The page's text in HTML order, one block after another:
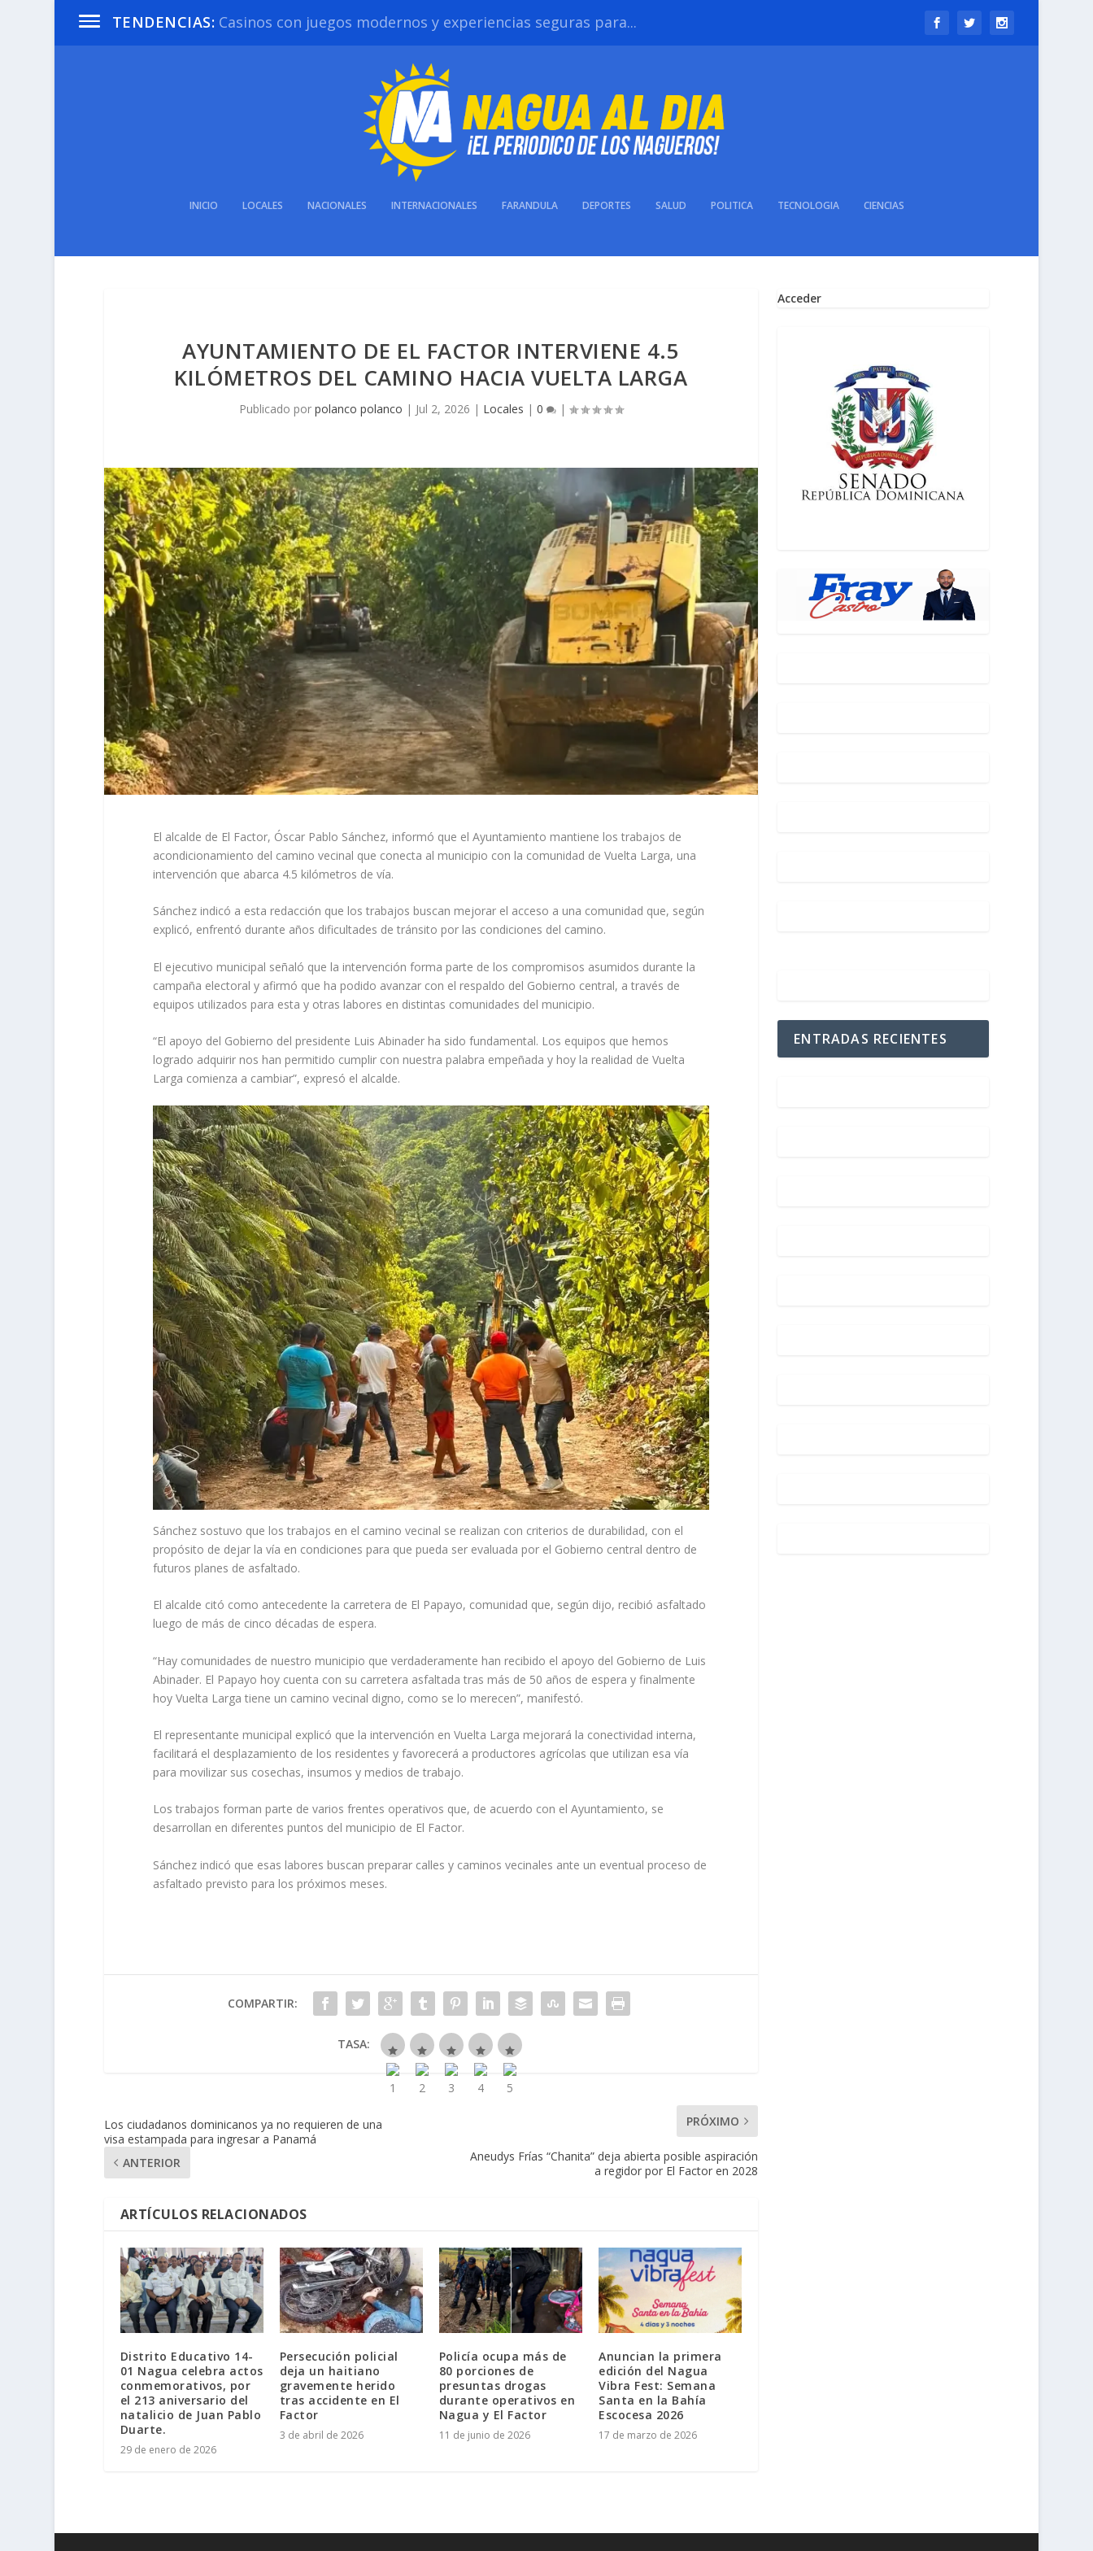
TENDENCIAS: Casinos con juegos modernos y experiencias seguras para...
INICIO LOCALES NACIONALES INTERNACIONALES FARANDULA DEPORTES SALUD POLITICA TECNOLOGIA CIENCIAS
AYUNTAMIENTO DE EL FACTOR INTERVIENE 4.5
KILÓMETROS DEL CAMINO HACIA VUELTA LARGA
Publicado por polanco polanco | Jul 2, 2026 | Locales | 0 |
El alcalde de El Factor, Óscar Pablo Sánchez, informó que el Ayuntamiento mantiene los trabajos de
acondicionamiento del camino vecinal que conecta al municipio con la comunidad de Vuelta Larga, una
intervención que abarca 4.5 kilómetros de vía.
Sánchez indicó a esta redacción que los trabajos buscan mejorar el acceso a una comunidad que, según
explicó, enfrentó durante años dificultades de tránsito por las condiciones del camino.
El ejecutivo municipal señaló que la intervención forma parte de los compromisos asumidos durante la
campaña electoral y afirmó que ha podido avanzar con el respaldo del Gobierno central, a través de
equipos utilizados para esta y otras labores en distintas comunidades del municipio.
“El apoyo del Gobierno del presidente Luis Abinader ha sido fundamental. Los equipos que hemos
logrado adquirir nos han permitido cumplir con nuestra palabra empeñada y hoy la realidad de Vuelta
Larga comienza a cambiar”, expresó el alcalde.
Sánchez sostuvo que los trabajos en el camino vecinal se realizan con criterios de durabilidad, con el
propósito de dejar la vía en condiciones para que pueda ser evaluada por el Gobierno central dentro de
futuros planes de asfaltado.
El alcalde citó como antecedente la carretera de El Papayo, comunidad que, según dijo, recibió asfaltado
luego de más de cinco décadas de espera.
“Hay comunidades de nuestro municipio que verdaderamente han recibido el apoyo del Gobierno de Luis
Abinader. El Papayo hoy cuenta con su carretera asfaltada tras más de 50 años de espera y finalmente
hoy Vuelta Larga tiene un camino vecinal digno, como se lo merecen”, manifestó.
El representante municipal explicó que la intervención en Vuelta Larga mejorará la conectividad interna,
facilitará el desplazamiento de los residentes y favorecerá a productores agrícolas que utilizan esa vía
para movilizar sus cosechas, insumos y medios de trabajo.
Los trabajos forman parte de varios frentes operativos que, de acuerdo con el Ayuntamiento, se
desarrollan en diferentes puntos del municipio de El Factor.
Sánchez indicó que esas labores buscan preparar calles y caminos vecinales ante un eventual proceso de
asfaltado previsto para los próximos meses.
COMPARTIR:
TASA:
Los ciudadanos dominicanos ya no requieren de una
visa estampada para ingresar a Panamá
ANTERIOR
PRÓXIMO
Aneudys Frías “Chanita” deja abierta posible aspiración
a regidor por El Factor en 2028
ARTÍCULOS RELACIONADOS
Distrito Educativo 14-
01 Nagua celebra actos
conmemorativos, por
el 213 aniversario del
natalicio de Juan Pablo
Duarte.
29 de enero de 2026
Persecución policial
deja un haitiano
gravemente herido
tras accidente en El
Factor
3 de abril de 2026
Policía ocupa más de
80 porciones de
presuntas drogas
durante operativos en
Nagua y El Factor
11 de junio de 2026
Anuncian la primera
edición del Nagua
Vibra Fest: Semana
Santa en la Bahía
Escocesa 2026
17 de marzo de 2026
Acceder
ENTRADAS RECIENTES